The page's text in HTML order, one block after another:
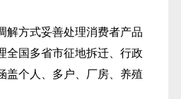
解方式妥善处理消费者产品
全国多省市征地拆迁、行政
盖个人、多户、厂房、养殖